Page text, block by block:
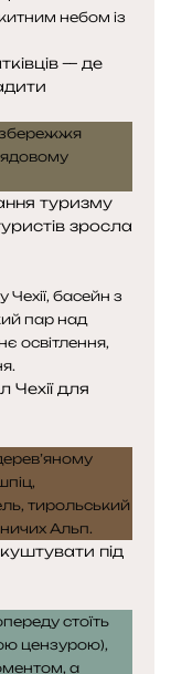
— де
туризму
зросла
для
під